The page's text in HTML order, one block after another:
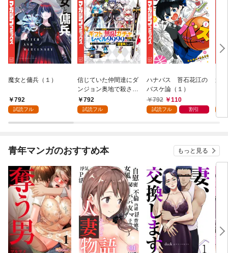
魔女と傭兵（１）
792
試読フル
信じていた仲間達にダ
ンジョン奥地で殺され
かけたがギフト『無限
ガチャ』でレベル９９
『ざまぁ！』します！
（１）
792
試読フル
ハナバス 苔石花江の
バスケ論（１）
792
110
試読フル 割引
追
強
～
（
青年マンガのおすすめ本 もっと見る